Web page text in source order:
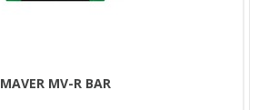
MAVER MV-R BAR